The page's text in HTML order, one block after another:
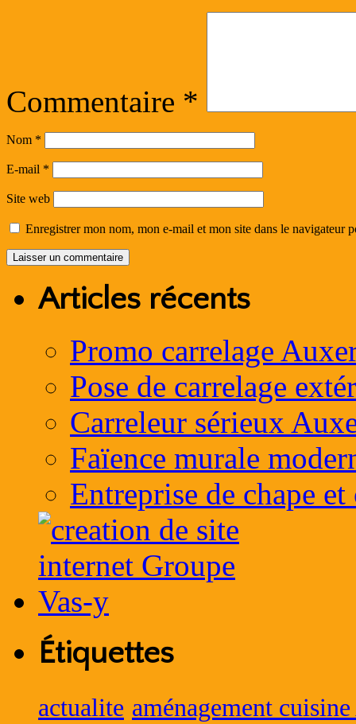
Commentaire *
Nom *
E-mail *
Site web
Enregistrer mon nom, mon e-mail et mon site dans le navigateur
Articles récents
Promo carrelage
Pose de carrelage
Carreleur sérieux
Faïence murale
Entreprise de chape
Étiquettes
actualite aménagement